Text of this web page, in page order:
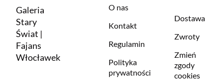
Galeria
Stary
Świat |
Fajans
Włocławek
O nas
Kontakt
Regulamin
Polityka
prywatności
Dostawa
Zwroty
Zmień
zgody
cookies